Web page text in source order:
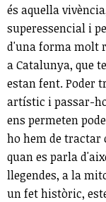
és aquella
superessencial i
d'una forma molt
a Catalunya, que
estan fent. Poder
artístic i passar-
ens permeten
ho hem de tractar
quan es parla
llegendes, a la
un fet històric,